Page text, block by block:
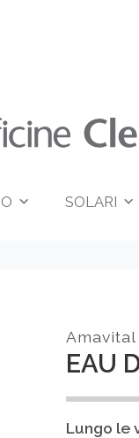
SOLARI
EAU
Lungo le